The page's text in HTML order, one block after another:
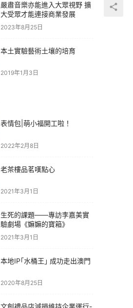
嚴肅音樂亦能進入大眾視野 擴
大受眾才能連接商業發展
2023年8月25日
本土實驗藝術土壤的培育
2019年1月3日
表情包|萌小福開工啦！
2022年2月8日
老茶樓品茗嘆點心
2021年3月1日
生死的課題——專訪李嘉美實
驗劇場《嫲嫲的寶箱》
2021年3月1日
本地IP｢水桶王｣ 成功走出澳門
2020年8月25日
文創禮品店減損維持企業運行-